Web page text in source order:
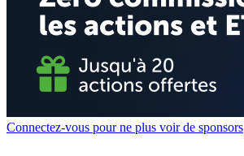
Connectez-vous pour ne plus voir de sponsors